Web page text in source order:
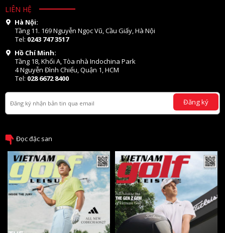
LIÊN HỆ
Hà Nội:
Tầng 11. 169 Nguyễn Ngọc Vũ, Cầu Giấy, Hà Nội
Tel: 0243 747 3517
Hồ Chí Minh:
Tầng 18, Khối A, Tòa nhà Indochina Park
4 Nguyễn Đình Chiểu, Quận 1, HCM
Tel: 028 6672 8400
Đăng ký
Đọc đặc san